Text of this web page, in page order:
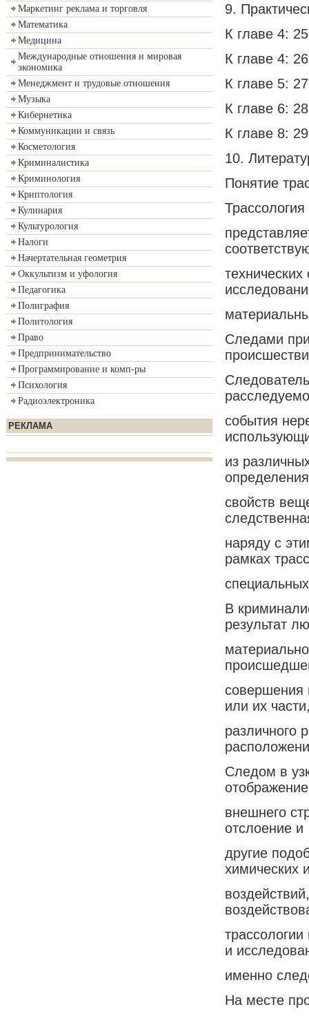
Маркетинг реклама и торговля
Математика
Медицина
Международные отношения и мировая
экономика
Менеджмент и трудовые отношения
Музыка
Кибернетика
Коммуникации и связь
Косметология
Криминалистика
Криминология
Криптология
Кулинария
Культурология
Налоги
Начертательная геометрия
Оккультизм и уфология
Педагогика
Полиграфия
Политология
Право
Предпринимательство
Программирование и комп-ры
Психология
Радиоэлектроника
РЕКЛАМА
9.
К главе 4: 25
К главе 4: 26
К главе 5: 27
К главе 6: 28
К главе 8: 29
10.
Понятие
Следами
события
из
свойств
наряду с
рамках
В
результат
совершения
или их
различного
Следом в
отображение
внешнего
отслоение и
другие
химических
и
именно
На месте